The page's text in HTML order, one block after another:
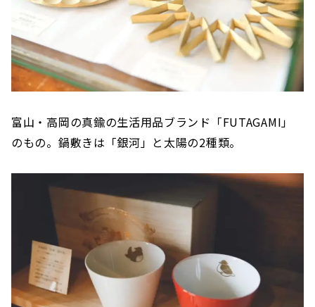
富山・高岡の真鍮の生活用品ブランド「FUTAGAMI」
のもの。鍋敷きは「銀河」と太陽の2種類。